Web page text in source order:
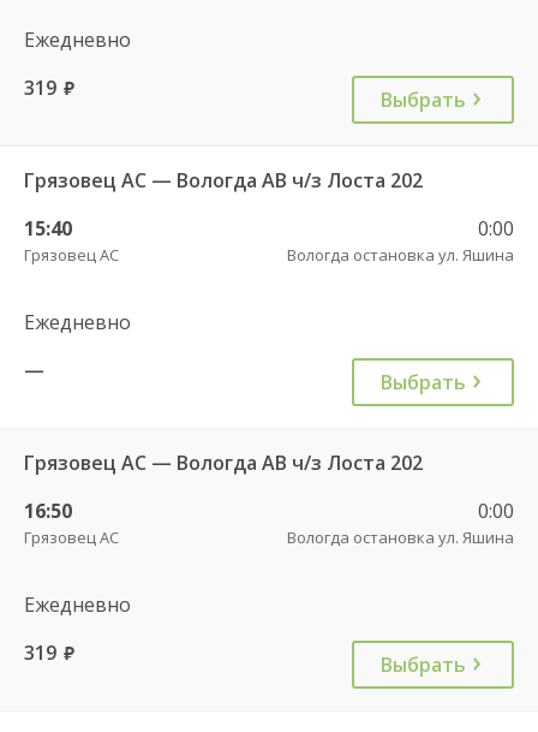
Ежедневно
319 руб. Выбрать
Грязовец АС — Вологда АВ ч/з Лоста 202
15:40
Грязовец АС
0:00
Вологда остановка ул. Яшина
Ежедневно
—
Выбрать
Грязовец АС — Вологда АВ ч/з Лоста 202
16:50
Грязовец АС
0:00
Вологда остановка ул. Яшина
Ежедневно
319 руб. Выбрать